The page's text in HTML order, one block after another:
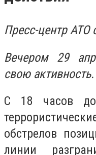
Пресс-центр АТО
Вечером 29
свою активность.
С 18 часов до
обстрелов
линии